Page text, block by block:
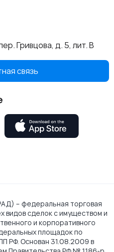
Гривцова, д. 5, лит. В
связь
– федеральная торговая
видов сделок с имуществом и
и корпоративного
площадок по
РФ. Основан 31.08.2009 в